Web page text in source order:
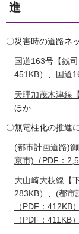
進
〇災害時の道路ネ
国道163号【銭
451KB） 、 国道
天理加茂木津線
ほか
〇無電柱化の推進
(都市計画道路)
京市)（PDF：
大山崎大枝線【
283KB）
(都市
（PDF：412KB）
（PDF：411KB）